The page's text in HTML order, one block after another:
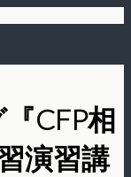
CFP相
演習講